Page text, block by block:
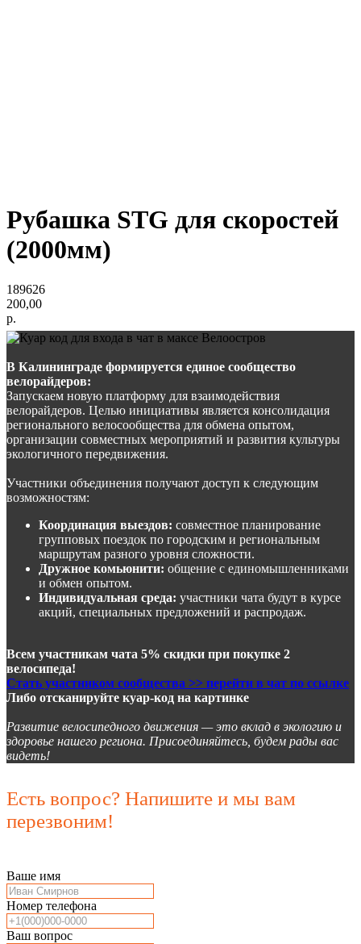
Рубашка STG для скоростей
(2000мм)
189626
200,00
р.
В Калининграде формируется единое сообщество
велорайдеров:
Запускаем новую платформу для взаимодействия
велорайдеров. Целью инициативы является консолидация
регионального велосообщества для обмена опытом,
организации совместных мероприятий и развития культуры
экологичного передвижения.
Участники объединения получают доступ к следующим
возможностям:
Координация выездов: совместное планирование
групповых поездок по городским и региональным
маршрутам разного уровня сложности.
Дружное комьюнити: общение с единомышленниками
и обмен опытом.
Индивидуальная среда: участники чата будут в курсе
акций, специальных предложений и распродаж.
Всем участникам чата 5% скидки при покупке 2
велосипеда!
Стать участником сообщества >> перейти в чат по ссылке
Либо отсканируйте куар-код на картинке
Развитие велосипедного движения — это вклад в экологию и
здоровье нашего региона. Присоединяйтесь, будем рады вас
видеть!
Есть вопрос? Напишите и мы вам
перезвоним!
Ваше имя
Номер телефона
Ваш вопрос